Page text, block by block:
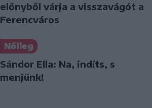
előnyből várja a visszavágót a
Ferencváros
Nőileg
Sándor Ella: Na, indíts, s
menjünk!